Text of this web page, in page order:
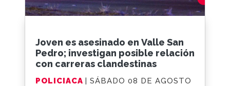
Joven es asesinado en Valle San
Pedro; investigan posible relación
con carreras clandestinas
POLICIACA | SÁBADO 08 DE AGOSTO